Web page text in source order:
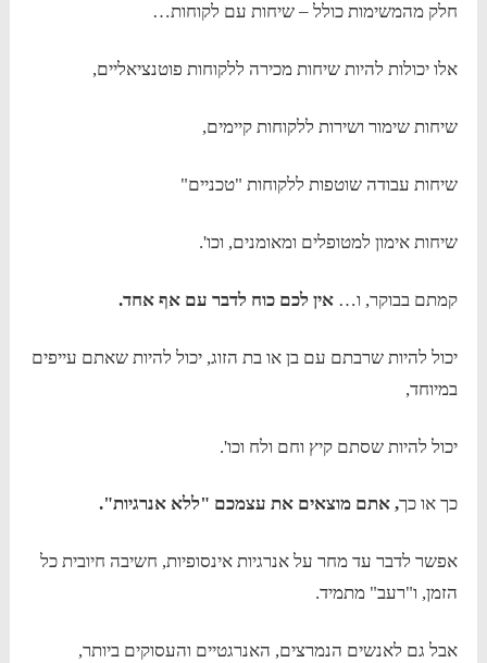
חלק מהמשימות כולל – שיחות עם לקוחות…
אלו יכולות להיות שיחות מכירה ללקוחות פוטנציאליים,
שיחות שימור ושירות ללקוחות קיימים,
שיחות עבודה שוטפות ללקוחות "טכניים"
שיחות אימון למטופלים ומאומנים, וכו'.
קמתם בבוקר, ו… אין לכם כוח לדבר עם אף אחד.
יכול להיות שרבתם עם בן או בת הזוג, יכול להיות שאתם עייפים
במיוחד,
יכול להיות שסתם קיץ וחם ולח וכו'.
כך או כך, אתם מוצאים את עצמכם "ללא אנרגיות".
אפשר לדבר עד מחר על אנרגיות אינסופיות, חשיבה חיובית כל
הזמן, ו"רעב" מתמיד.
אבל גם לאנשים הנמרצים, האנרגטיים והעסוקים ביותר,